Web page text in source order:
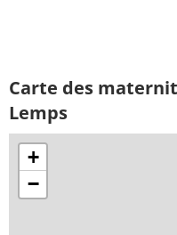
Carte des
Lemps
+
−